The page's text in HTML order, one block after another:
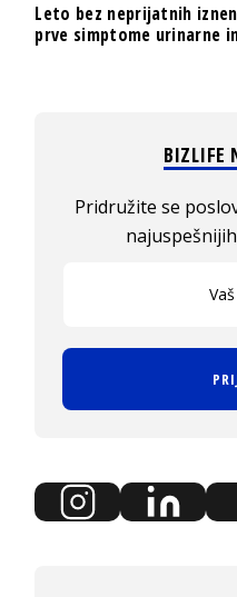
Leto bez neprijatnih
prve simptome urinarne
BIZLIFE
Pridružite se